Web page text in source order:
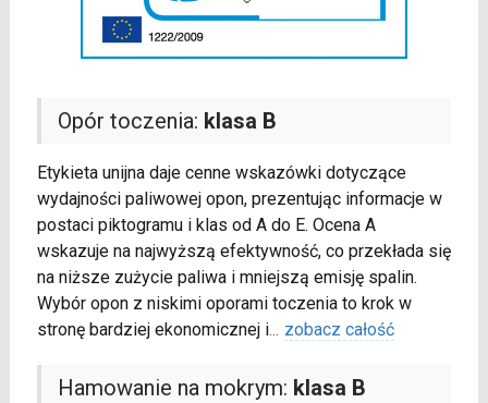
Opór toczenia: klasa B
Etykieta unijna daje cenne wskazówki dotyczące
wydajności paliwowej opon, prezentując informacje w
postaci piktogramu i klas od A do E. Ocena A
wskazuje na najwyższą efektywność, co przekłada się
na niższe zużycie paliwa i mniejszą emisję spalin.
Wybór opon z niskimi oporami toczenia to krok w
stronę bardziej ekonomicznej i... zobacz całość
Hamowanie na mokrym: klasa B